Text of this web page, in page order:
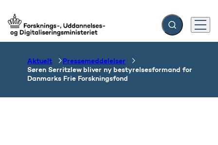
Gå til forsiden Fold søgefelt ud
Menu
Aktuelt
Pressemeddelelser
Søren Serritzlew bliver ny bestyrelsesformand for
Danmarks Frie Forskningsfond